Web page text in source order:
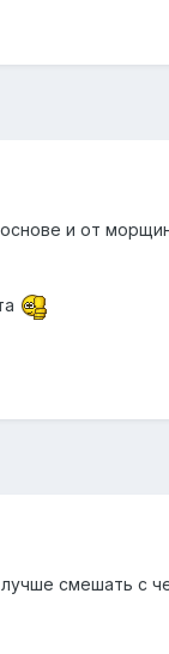
и от
лучше смешать с